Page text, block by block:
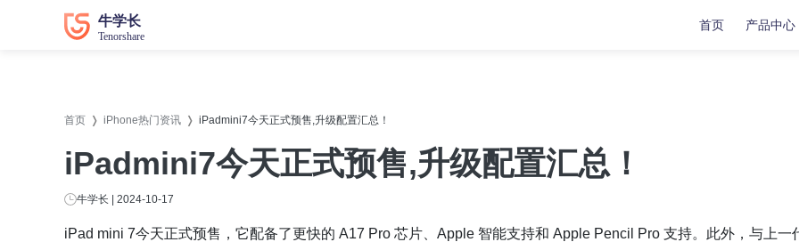
首页 产品中心
牛学长苹果数据恢复工具
牛学长安卓数据恢复工具
牛学长Windows数据恢复工具
牛学长Mac数据恢复工具
牛学长苹果手机修复工具
牛学长安卓手机修复工具
牛学长文件修复工具
首页 iPhone热门资讯 iPadmini7今天正式预售,升级配置汇总！
iPadmini7今天正式预售,升级配置汇总！
牛学长 | 2024-10-17
iPad mini 7今天正式预售，它配备了更快的 A17 Pro 芯片、Apple 智能支持和 Apple Pencil Pro 支持。此外，与上一